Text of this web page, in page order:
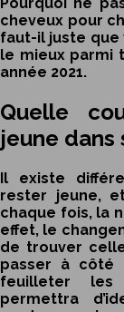
cheveux pour
faut-il juste que
le mieux parmi
année 2021.
Quelle
jeune dans
Il existe
rester jeune,
chaque fois, la
effet, le
de trouver
passer à côté
feuilleter les
permettra